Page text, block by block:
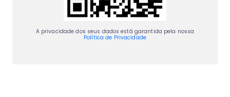
A privacidade dos seus dados está garantida pela nossa
Política de Privacidade